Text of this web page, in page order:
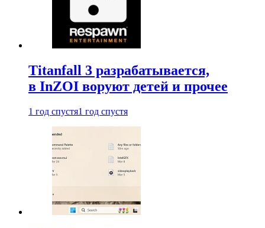
Titanfall 3 разрабатывается,
в InZOI воруют детей и прочее
1 год спустя1 год спустя